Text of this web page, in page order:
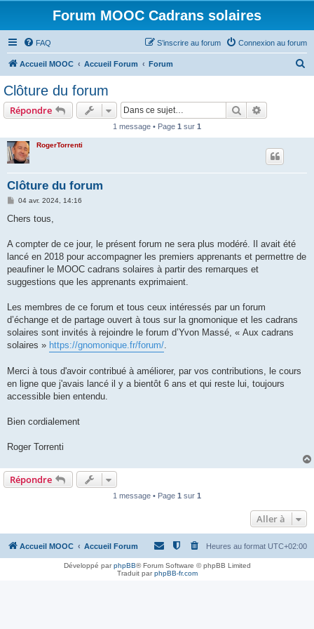
Forum MOOC Cadrans solaires
FAQ Connexion au forum
S’inscrire au forum
Accueil MOOC Accueil Forum Forum
Clôture du forum
Répondre Rechercher
1 message • Page 1 sur 1
RogerTorrenti
Clôture du forum
M
s
g
04 avr. 2024, 14:16
Chers tous,
A compter de ce jour, le présent forum ne sera plus modéré. Il avait été
lancé en 2018 pour accompagner les premiers apprenants et permettre de
peaufiner le MOOC cadrans solaires à partir des remarques et
suggestions que les apprenants exprimaient.
Les membres de ce forum et tous ceux intéressés par un forum
d’échange et de partage ouvert à tous sur la gnomonique et les cadrans
solaires sont invités à rejoindre le forum d’Yvon Massé, « Aux cadrans
solaires » https://gnomonique.fr/forum/.
Merci à tous d'avoir contribué à améliorer, par vos contributions, le cours
en ligne que j'avais lancé il y a bientôt 6 ans et qui reste lui, toujours
accessible bien entendu.
Bien cordialement
Roger Torrenti
Répondre
1 message • Page 1 sur 1
Aller à
Accueil MOOC Accueil Forum Heures au format UTC+02:00
Développé parphpBB® Forum Software © phpBB Limited
Traduit parphpBB-fr.com